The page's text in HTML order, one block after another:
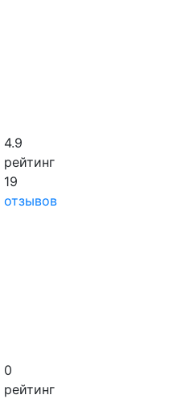
4.9
рейтинг
19
отзывов
0
рейтинг